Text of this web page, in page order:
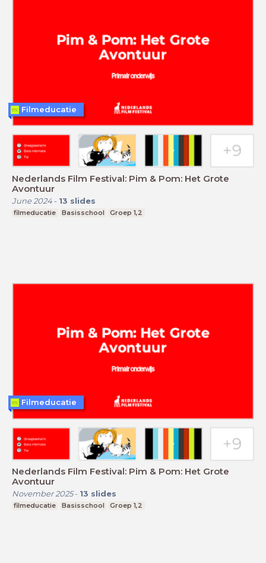
Nederlands Film Festival: Pim & Pom: Het Grote
Avontuur
June 2024- 13 slides
filmeducatie Basisschool Groep 1,2
Filmeducatie
Nederlands Film Festival: Pim & Pom: Het Grote
Avontuur
November 2025- 13 slides
filmeducatie Basisschool Groep 1,2
Filmeducatie